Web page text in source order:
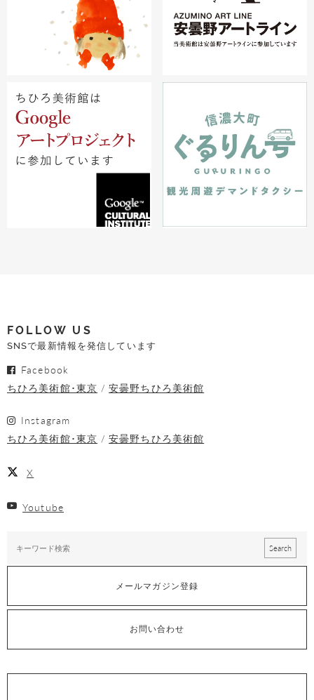
FOLLOW US
SNSで最新情報を発信しています
Facebook
ちひろ美術館･東京
安曇野ちひろ美術館
Instagram
ちひろ美術館･東京
安曇野ちひろ美術館
X
Youtube
メールマガジン登録
お問い合わせ